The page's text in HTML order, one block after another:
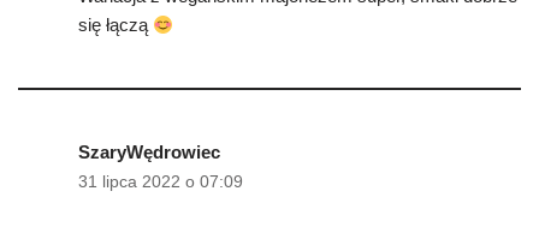
się łączą
SzaryWędrowiec
31 lipca 2022 o 07:09